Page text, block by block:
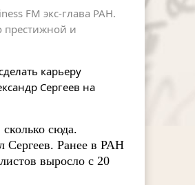
FM экс-глава РАН.
престижной и
карьеру
Сергеев на
сюда.
Сергеев. Ранее в РАН
выросло с 20